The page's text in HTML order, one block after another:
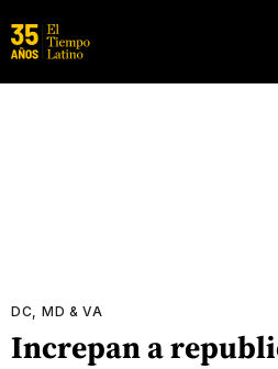
DC, MD & VA
Increpan a